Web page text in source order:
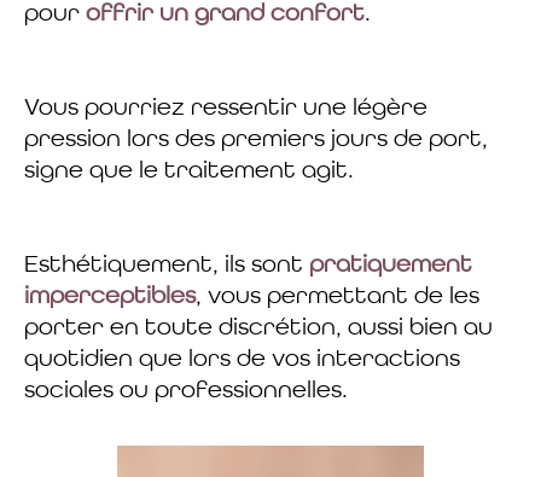
pour offrir un grand confort.
Vous pourriez ressentir une légère
pression lors des premiers jours de port,
signe que le traitement agit.
Esthétiquement, ils sont pratiquement
imperceptibles, vous permettant de les
porter en toute discrétion, aussi bien au
quotidien que lors de vos interactions
sociales ou professionnelles.